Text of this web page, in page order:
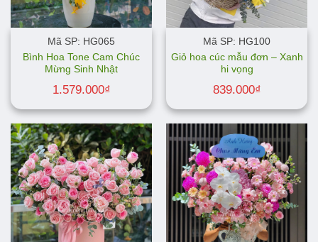
Mã SP: HG065
Bình Hoa Tone Cam Chúc
Mừng Sinh Nhật
1.579.000₫
Mã SP: HG100
Giỏ hoa cúc mẫu đơn – Xanh
hi vọng
839.000₫